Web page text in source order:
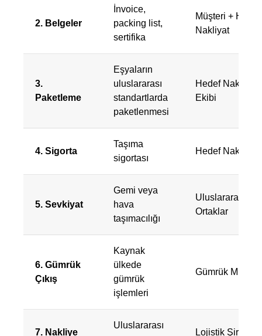
2. Belgeler
İnvoice,
packing list,
sertifika
Müşteri + Hedef
Nakliyat
3.
Paketleme
Eşyaların
uluslararası
standartlarda
paketlenmesi
Hedef Nakliyat
Ekibi
4. Sigorta
Taşıma
sigortası
Hedef Nakliyat
5. Sevkiyat
Gemi veya
hava
taşımacılığı
Uluslararası
Ortaklar
6. Gümrük
Çıkış
Kaynak
ülkede
gümrük
işlemleri
Gümrük
7. Nakliye
Uluslararası
Lojistik Şirketi